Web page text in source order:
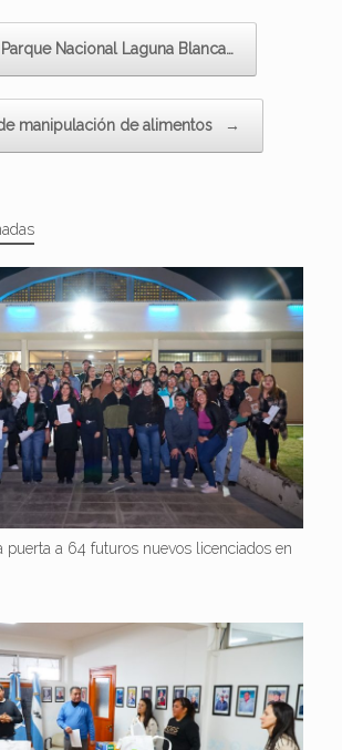
Parque Nacional Laguna Blanca…
manipulación de alimentos →
puerta a 64 futuros nuevos licenciados en